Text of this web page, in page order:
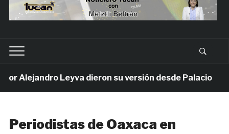
Alejandro Leyva dieron su versión desde Palacio
Periodistas de Oaxaca en